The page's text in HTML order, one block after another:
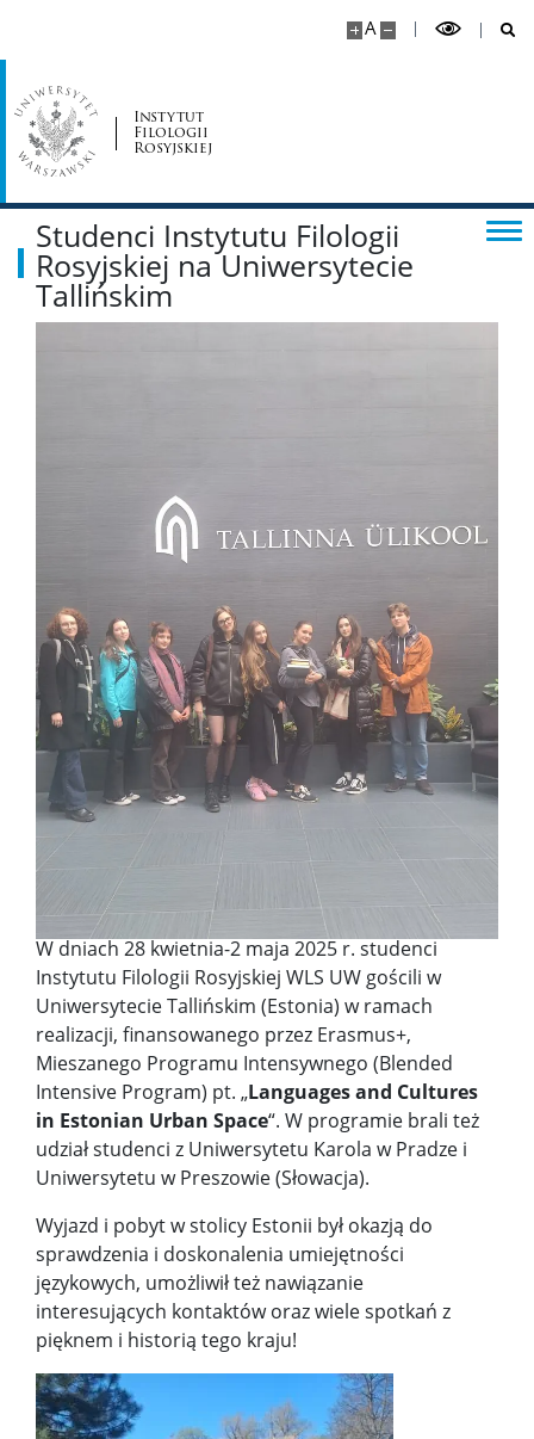
A
Instytut
Filologii
Rosyjskiej
Поступающим
Studenci Instytutu Filologii
Rosyjskiej na Uniwersytecie
Tallińskim
W dniach 28 kwietnia-2 maja 2025 r. studenci
Instytutu Filologii Rosyjskiej WLS UW gościli w
Uniwersytecie Tallińskim (Estonia) w ramach
realizacji, finansowanego przez Erasmus+,
Mieszanego Programu Intensywnego (Blended
Intensive Program) pt. „Languages and Cultures
in Estonian Urban Space“. W programie brali też
udział studenci z Uniwersytetu Karola w Pradze i
Uniwersytetu w Preszowie (Słowacja).
Wyjazd i pobyt w stolicy Estonii był okazją do
sprawdzenia i doskonalenia umiejętności
językowych, umożliwił też nawiązanie
interesujących kontaktów oraz wiele spotkań z
pięknem i historią tego kraju!